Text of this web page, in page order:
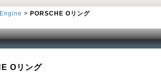
Engine > PORSCHE Oリング
Oリング